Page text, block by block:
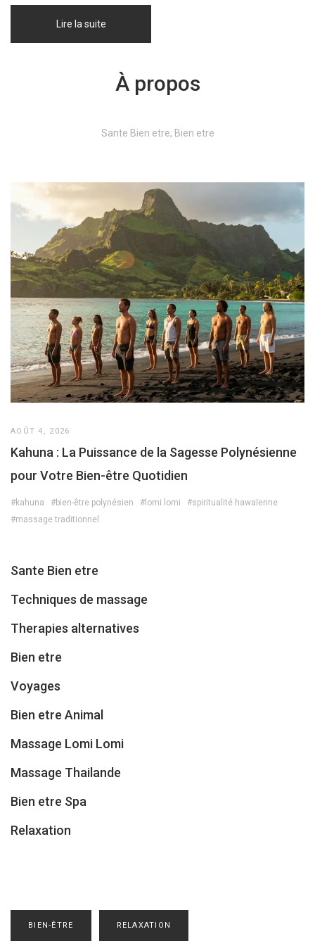
Lire la suite
À propos
Sante Bien etre, Bien etre
AOÛT 4, 2026
Kahuna : La Puissance de la Sagesse Polynésienne
pour Votre Bien-être Quotidien
#kahuna #bien-être polynésien #lomi lomi
#spiritualité hawaïenne
#massage traditionnel
Sante Bien etre
Techniques de massage
Therapies alternatives
Bien etre
Voyages
Bien etre Animal
Massage Lomi Lomi
Massage Thailande
Bien etre Spa
Relaxation
BIEN-ÊTRE RELAXATION